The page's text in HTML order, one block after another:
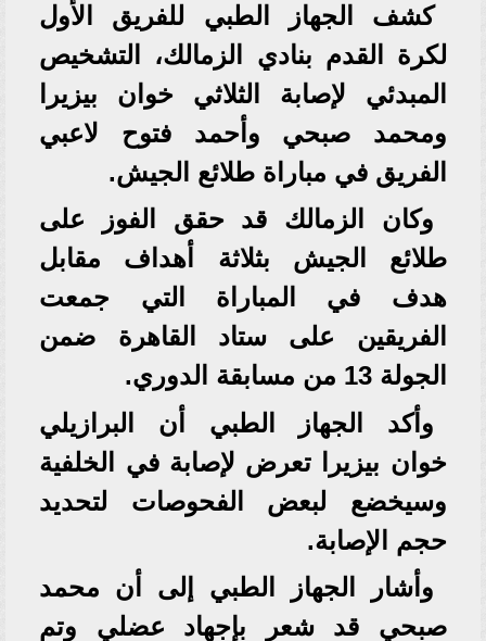
كشف الجهاز الطبي للفريق الأول
لكرة القدم بنادي الزمالك، التشخيص
المبدئي لإصابة الثلاثي خوان بيزيرا
ومحمد صبحي وأحمد فتوح لاعبي
الفريق في مباراة طلائع الجيش.
وكان الزمالك قد حقق الفوز على
طلائع الجيش بثلاثة أهداف مقابل
هدف في المباراة التي جمعت
الفريقين على ستاد القاهرة ضمن
الجولة 13 من مسابقة الدوري.
وأكد الجهاز الطبي أن البرازيلي
خوان بيزيرا تعرض لإصابة في الخلفية
وسيخضع لبعض الفحوصات لتحديد
حجم الإصابة.
وأشار الجهاز الطبي إلى أن محمد
صبحي قد شعر بإجهاد عضلي وتم